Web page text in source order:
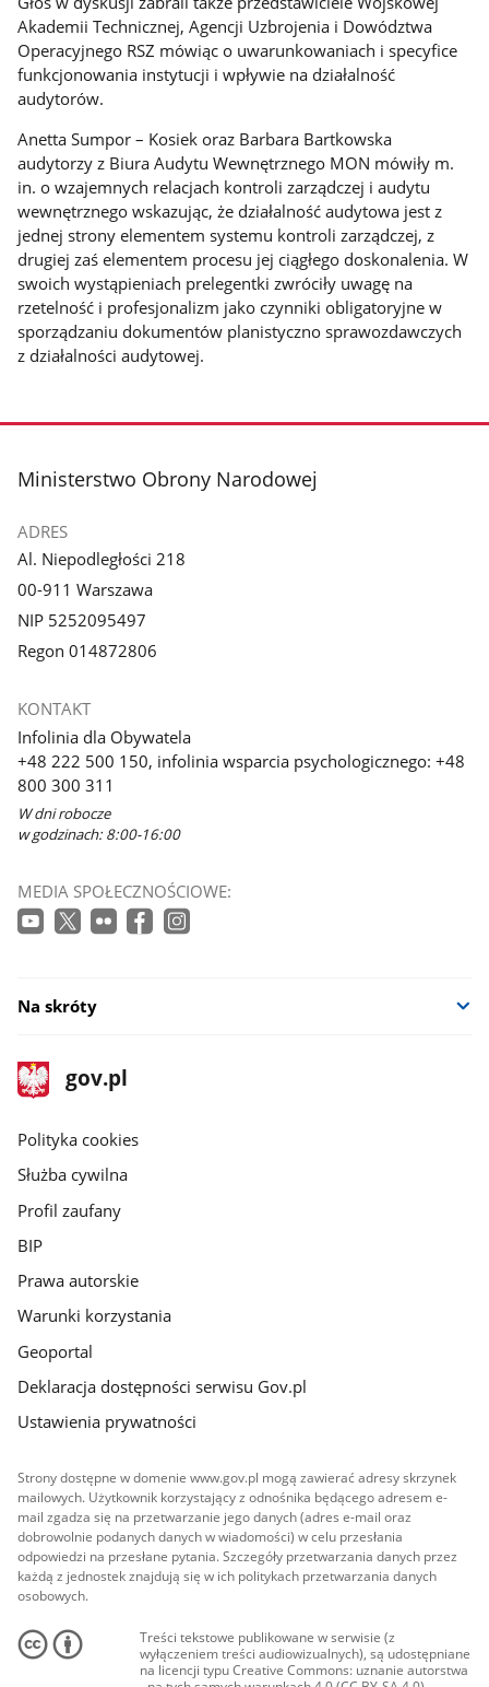
Akademii Technicznej, Agencji Uzbrojenia i Dowództwa
Operacyjnego RSZ mówiąc o uwarunkowaniach i specyfice
funkcjonowania instytucji i wpływie na działalność
audytorów.
Anetta Sumpor – Kosiek oraz Barbara Bartkowska
audytorzy z Biura Audytu Wewnętrznego MON mówiły m.
in. o wzajemnych relacjach kontroli zarządczej i audytu
wewnętrznego wskazując, że działalność audytowa jest z
jednej strony elementem systemu kontroli zarządczej, z
drugiej zaś elementem procesu jej ciągłego doskonalenia. W
swoich wystąpieniach prelegentki zwróciły uwagę na
rzetelność i profesjonalizm jako czynniki obligatoryjne w
sporządzaniu dokumentów planistyczno sprawozdawczych
z działalności audytowej.
stopka
Ministerstwo Obrony Narodowej
ADRES
Al. Niepodległości 218
00-911 Warszawa
NIP 5252095497
Regon 014872806
KONTAKT
Infolinia dla Obywatela
+48 222 500 150, infolinia wsparcia psychologicznego: +48
800 300 311
W dni robocze
w godzinach: 8:00-16:00
MEDIA SPOŁECZNOŚCIOWE:
Na skróty
stopka
gov.pl
Strona
gov.pl
gov.pl
Polityka cookies
Służba cywilna
Profil zaufany
BIP
Prawa autorskie
Warunki korzystania
Geoportal
Deklaracja dostępności serwisu Gov.pl
Ustawienia prywatności
Strony dostępne w domenie www.gov.pl mogą zawierać adresy skrzynek
mailowych. Użytkownik korzystający z odnośnika będącego adresem e-
mail zgadza się na przetwarzanie jego danych (adres e-mail oraz
dobrowolnie podanych danych w wiadomości) w celu przesłania
odpowiedzi na przesłane pytania. Szczegóły przetwarzania danych przez
każdą z jednostek znajdują się w ich politykach przetwarzania danych
osobowych.
Treści tekstowe publikowane w serwisie (z
wyłączeniem treści audiowizualnych), są udostępniane
na licencji typu Creative Commons: uznanie autorstwa